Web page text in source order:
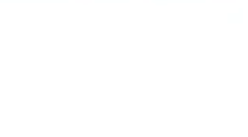
artırır.
özellikleriyle araç içi ses kalitenizi artırır.